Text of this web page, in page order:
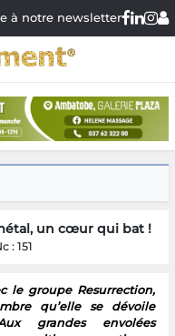
à notre newsletter
un cœur qui bat !
: 151
le groupe Resurrection,
qu’elle se dévoile
grandes envolées